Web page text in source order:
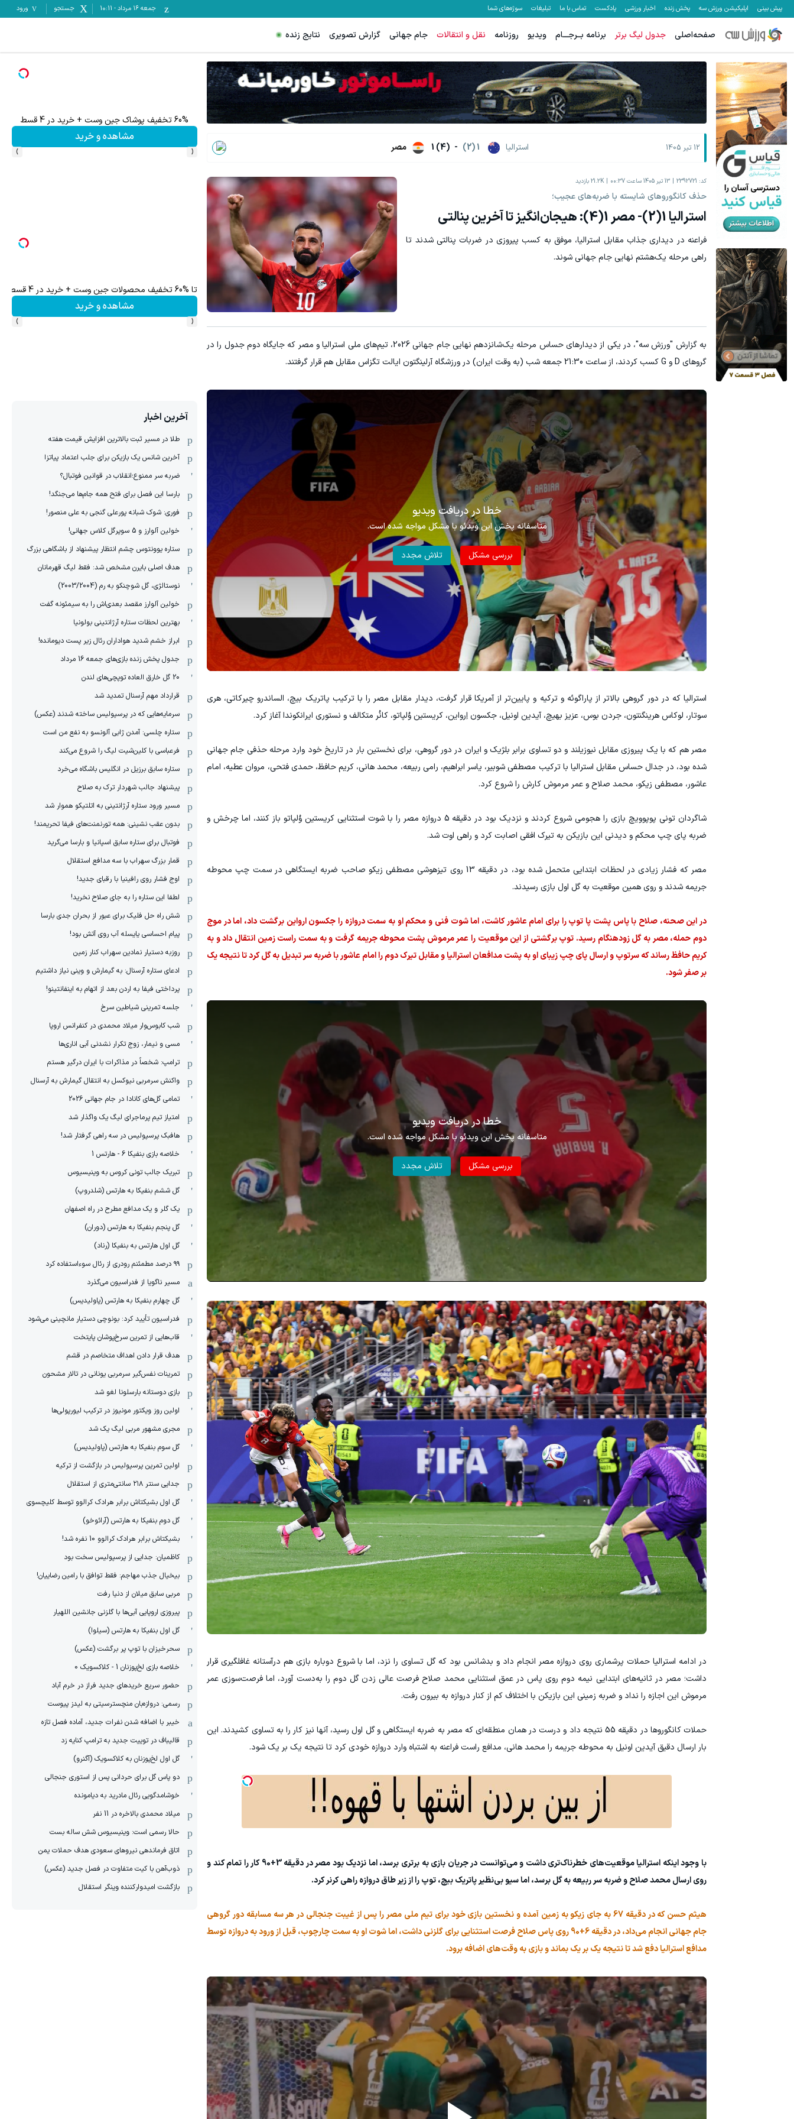
پیش بینی اپلیکیشن ورزش سه پخش زنده اخبار ورزشی پادکست تماس با ما تبلیغات سوژه‌های شما جمعه ۱۶ مرداد -
10:11 جستجو ورود
صفحه‌اصلی جدول لیگ برتر برنامه بــرجـــام ویدیو روزنامه نقل و انتقالات جام جهانی گزارش تصویری نتایج زنده
12 تیر 1405 استرالیا 1 (2)
-
1 (4) مصر
کد: 2392721 13 تیر 1405 ساعت 00:37 21.2K بازدید
حذف کانگوروهای شایسته با ضربه‌های عجیب؛
استرالیا 1(2)- مصر 1(4): هیجان‌انگیز تا آخرین پنالتی
فراعنه در دیداری جذاب مقابل استرالیا، موفق به کسب پیروزی در ضربات پنالتی شدند تا
راهی مرحله یک‌هشتم نهایی جام جهانی شوند.
به گزارش "ورزش سه"، در یکی از دیدارهای حساس مرحله یک‌شانزدهم نهایی جام جهانی 2026، تیم‌های ملی استرالیا و مصر که جایگاه دوم جدول را در
گرو‌های D و G کسب کردند، از ساعت 21:30 جمعه شب (به وقت ایران) در ورزشگاه آرلینگتون ایالت تگزاس مقابل هم قرار گرفتند.
استرالیا که در دور گروهی بالاتر از پاراگوئه و ترکیه و پایین‌تر از آمریکا قرار گرفت، دیدار مقابل مصر را با ترکیب پاتریک بیچ، الساندرو چیرکاتی، هری
سوتار، لوکاس هرینگنتون، جردن بوس، عزیز بهیچ، آیدین اونیل، جکسون اِرواین، کریستین وُلپاتو، کانُر متکالف و نستوری ایرانکوندا آغاز کرد.
مصر هم که با یک پیروزی مقابل نیوزیلند و دو تساوی برابر بلژیک و ایران در دور گروهی، برای نخستین بار در تاریخ خود وارد مرحله حذفی جام جهانی
شده بود، در جدال حساس مقابل استرالیا با ترکیب مصطفی شوبیر، یاسر ابراهیم، رامی ربیعه، محمد هانی، کریم حافظ، حمدی فتحی، مروان عطیه، امام
عاشور، مصطفی زیکو، محمد صلاح و عمر مرموش کارش را شروع کرد.
شاگردان تونی پوپوویچ بازی را هجومی شروع کردند و نزدیک بود در دقیقه 5 دروازه مصر را با شوت استثنایی کریستین وُلپاتو باز کنند، اما چرخش و
ضربه پای چپ محکم و دیدنی این بازیکن به تیرک افقی اصابت کرد و راهی اوت شد.
مصر که فشار زیادی در لحظات ابتدایی متحمل شده بود، در دقیقه 13 روی تیزهوشی مصطفی زیکو صاحب ضربه ایستگاهی در سمت چپ محوطه
جریمه شدند و روی همین موقعیت به گل اول بازی رسیدند.
در این صحنه، صلاح با پاس پشت پا توپ را برای امام عاشور کاشت، اما شوت فنی و محکم او به سمت دروازه را جکسون ارواین برگشت داد، اما در موج
دوم حمله، مصر به گل زودهنگام رسید. توپ برگشتی از این موقعیت را عمر مرموش پشت محوطه جریمه گرفت و به سمت راست زمین انتقال داد و به
کریم حافظ رساند که سرتوپ و ارسال پای چپ زیبای او به پشت مدافعان استرالیا و مقابل تیرک دوم را امام عاشور با ضربه سر تبدیل به گل کرد تا نتیجه یک
بر صفر شود.
در ادامه استرالیا حملات پرشماری روی دروازه مصر انجام داد و بدشانس بود که گل تساوی را نزد، اما با شروع دوباره بازی هم درآستانه غافلگیری قرار
داشت؛ مصر در ثانیه‌های ابتدایی نیمه دوم روی پاس در عمق استثنایی محمد صلاح فرصت عالی زدن گل دوم را به‌دست آورد، اما فرصت‌سوزی عمر
مرموش این اجازه را نداد و ضربه زمینی این بازیکن با اختلاف کم از کنار دروازه به بیرون رفت.
حملات کانگوروها در دقیقه 55 نتیجه داد و درست در همان منطقه‌ای که مصر به ضربه ایستگاهی و گل اول رسید، آنها نیز کار را به تساوی کشیدند. این
بار ارسال دقیق آیدین اونیل به محوطه جریمه را محمد هانی، مدافع راست فراعنه به اشتباه وارد دروازه خودی کرد تا نتیجه یک بر یک شود.
با وجود اینکه استرالیا موقعیت‌های خطرناک‌تری داشت و می‌توانست در جریان بازی به برتری برسد، اما نزدیک بود مصر در دقیقه 3+90 کار را تمام کند و
روی ارسال محمد صلاح و ضربه سر ربیعه به گل برسد، اما سیو بی‌نظیر پاتریک بیچ، توپ را از زیر طاق دروازه راهی کرنر کرد.
هیثم حسن که در دقیقه 67 به جای زیکو به زمین آمده و نخستین بازی خود برای تیم ملی مصر را پس از غیبت جنجالی در هر سه مسابقه دور گروهی
جام جهانی انجام می‌داد، در دقیقه 6+90 روی پاس صلاح فرصت استثنایی برای گلزنی داشت، اما شوت او به سمت چارچوب، قبل از ورود به دروازه توسط
مدافع استرالیا دفع شد تا نتیجه یک بر یک بماند و بازی به وقت‌های اضافه برود.
جای بخیه داری؟؟ فقط در 3 هفته ترمیمش کن!😍 تا %60 تخفیف محصولات جین وست + خرید در 4 قسط 60% تخفیف ویژه جین وست + خرید در4 قسط 60% تخفیف پوشاک جین وست + خرید در 4 قسط
مشاهده و خرید
‹
›
60% تخفیف پوشاک جین وست + خرید در 4 قسط ۱ میلیارد اعتبار خرید طلا | بدون ضامن و چک
کلیک کن!
تا %60 تخفیف محصولات جین وست + خرید در 4 قسط
مشاهده و خرید
‹
›
آخرین اخبار
طلا در مسیر ثبت بالاترین افزایش قیمت هفته
آخرین شانس یک بازیکن برای جلب اعتماد پیاتزا
ضربه سر ممنوع؛انقلاب در قوانین فوتبال؟
بارسا این فصل برای فتح همه جام‌ها می‌جنگد!
فوری: شوک شبانه پورعلی گنجی به علی منصور!
خولین آلوارز و 5 سوپرگل کلاس جهانی!
ستاره یوونتوس چشم انتظار پیشنهاد از باشگاهی بزرگ
هدف اصلی بایرن مشخص شد: فقط لیگ قهرمانان
نوستالژی، گل شوچنکو به رم (2003/2004)
خولین آلوارز مقصد بعدی‌اش را به سیمئونه گفت
بهترین لحظات ستاره آرژانتینی بولونیا
ابراز خشم شدید هواداران رئال زیر پست دیومانده!
جدول پخش زنده بازی‌های جمعه 16 مرداد
20 گل خارق العاده توپچی‌های لندن
قرارداد مهم آرسنال تمدید شد
سرمایه‌هایی که در پرسپولیس ساخته شدند (عکس)
ستاره چلسی: آمدن ژابی آلونسو به نفع من است
فرعباسی با کلین‌شیت لیگ را شروع می‌کند
ستاره سابق برزیل در انگلیس باشگاه می‌خرد
پیشنهاد جالب شهردار ترک به صلاح
مسیر ورود ستاره آرژانتینی به اتلتیکو هموار شد
بدون عقب نشینی: همه تورنمنت‌های فیفا تحریمند!
فوتبال برای ستاره سابق اسپانیا و بارسا می‌گرید
قمار بزرگ سهراب با سه مدافع استقلال
اوج فشار روی رافینیا با رقبای جدید!
لطفا این ستاره را به جای صلاح نخرید!
شش راه حل فلیک برای عبور از بحران جدی بارسا
پیام احساسی یایسله آب روی آتش بود!
روزبه دستیار نمادین سهراب کنار زمین
ادعای ستاره آرسنال: به گیمارش و وینی نیاز داشتیم
پرداختی فیفا به اردن بعد از اتهام به اینفانتینو!
جلسه تمرینی شیاطین سرخ
شب کابوس‌وار میلاد محمدی در کنفرانس اروپا
مسی و نیمار، زوج تکرار نشدنی آبی اناری‌ها
ترامپ: شخصاً در مذاکرات با ایران درگیر هستم
واکنش سرمربی نیوکسل به انتقال گیمارش به آرسنال
تمامی گل‌های کانادا در جام جهانی 2026
امتیاز تیم پرماجرای لیگ یک واگذار شد
هافبک پرسپولیس در سه راهی گرفتار شد!
خلاصه بازی بنفیکا 6 - هارتس 1
تبریک جالب تونی کروس به وینیسیوس
گل ششم بنفیکا به هارتس (شلدروپ)
یک گلر و یک مدافع مطرح در راه اصفهان
گل پنجم بنفیکا به هارتس (دوران)
گل اول هارتس به بنفیکا (رناد)
۹۹ درصد مطمئنم رودری از رئال سوءاستفاده کرد
مسیر ناگویا از فدراسیون می‌گذرد
گل چهارم بنفیکا به هارتس (پاولیدیس)
فدراسیون تأیید کرد: بونوچی دستیار مانچینی می‌شود
قاب‌هایی از تمرین سرخ‌پوشان پایتخت
هدف قرار دادن اهداف متخاصم در قشم
‏تمرینات نفس‌گیر سرمربی یونانی در تالار مشحون
بازی دوستانه بارسلونا لغو شد
اولین روز ویکتور مونیوز در ترکیب لیورپولی‌ها
مجری مشهور مربی لیگ یک شد
گل سوم بنفیکا به هارتس (پاولیدیس)
اولین تمرین پرسپولیس در بازگشت از ترکیه
جدایی سنتر ۲۱۸ سانتی‌متری از استقلال
گل اول بشیکتاش برابر هرادک کرالوو توسط کلیچسوی
گل دوم بنفیکا به هارتس (آرائوخو)
بشیکتاش برابر هرادک کرالوو 10 نفره شد!
کاظمیان: جدایی از پرسپولیس سخت بود
بیخیال جذب مهاجم: فقط توافق با رامین رضاییان!
مربی سابق میلان از دنیا رفت
پیروزی اروپایی آبی‌ها با گلزنی جانشین اللهیار
گل اول بنفیکا به هارتس (سیلوا)
سحرخیزان با توپ پر برگشت (عکس)
خلاصه بازی لخ‌پوزنان 1 - کلاکسویک 0
حضور سریع خریدهای جدید فراز در خرم آباد
رسمی: دروازه‌بان منچسترسیتی به لیدز پیوست
خیبر با اضافه شدن نفرات جدید، آماده فصل تازه
قالیباف در توییت جدید به ترامپ کنایه زد
گل اول لخ‌پوزنان به کلاکسویک (آگنرو)
دو پاس گل برای حردانی پس از استوری جنجالی
خوشامدگویی رئال مادرید به دیامونده
میلاد محمدی بالاخره در 11 نفر
حالا رسمی است: وینیسیوس شش ساله بست
اتاق فرماندهی نیروهای سعودی هدف حملات یمن
ذوب‌آهن با کیت متفاوت در فصل جدید (عکس)
بازگشت امیدوارکننده وینگر استقلال